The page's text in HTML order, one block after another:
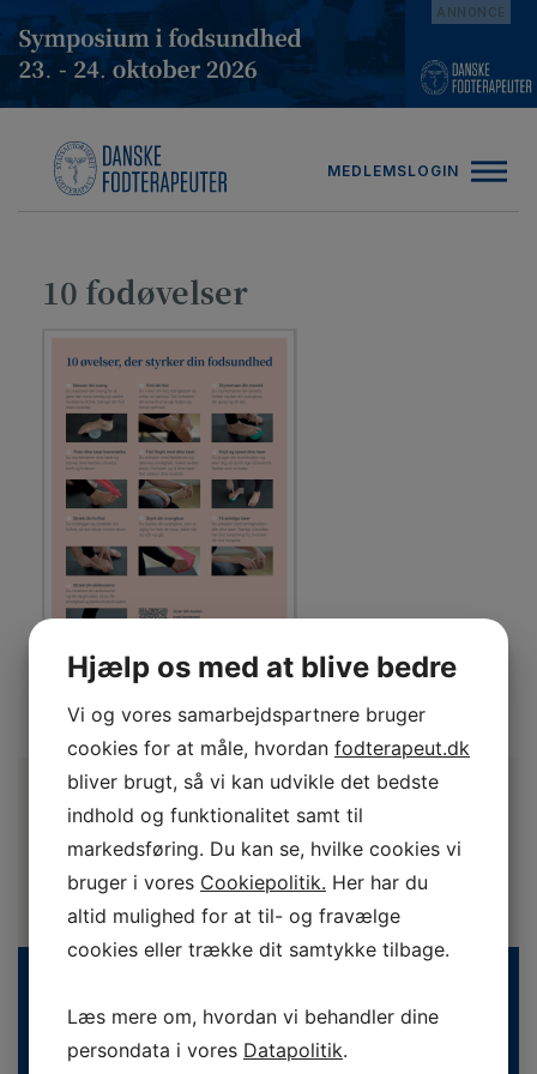
Hop
til
indholdet
ANNONCE
MEDLEMSLOGIN
10 fodøvelser
Hjælp os med at blive bedre
Vi og vores samarbejdspartnere bruger
cookies for at måle, hvordan fodterapeut.dk
bliver brugt, så vi kan udvikle det bedste
indhold og funktionalitet samt til
markedsføring. Du kan se, hvilke cookies vi
bruger i vores Cookiepolitik. Her har du
altid mulighed for at til- og fravælge
cookies eller trække dit samtykke tilbage.
Læs mere om, hvordan vi behandler dine
persondata i vores Datapolitik.